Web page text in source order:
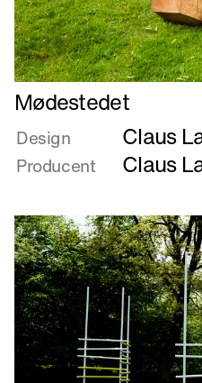
Læs
mere
om
Mødestedet
Mødestedet
Design Claus
Producent Claus